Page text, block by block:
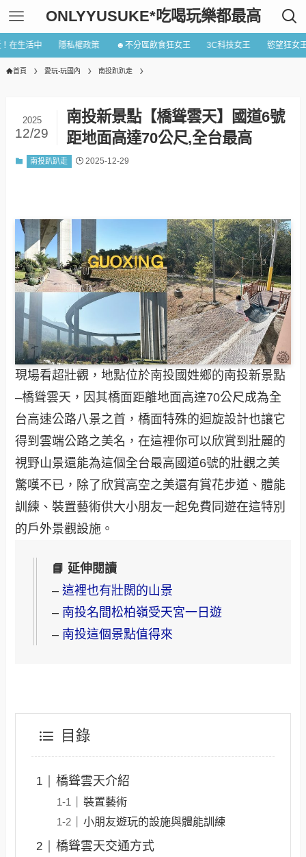
ONLYYUSUKE*吃喝玩樂都最高
在生活中 隱私權政策 ☻不分區飲食狂女王 3C科技女王 慾望狂女
首頁 愛玩-玩國內 南投趴趴走
南投新景點【橋聳雲天】國道6號
距地面高達70公尺,全台最高
2025
12/29
南投趴趴走 2025-12-29
現場看超壯觀，地點位於南投國姓鄉的南投新景點
–橋聳雲天，因其橋面距離地面高達70公尺成為全
台高速公路八景之首，橋面特殊的迴旋設計也讓它
得到雲端公路之美名，在這裡你可以欣賞到壯麗的
視野山景還能為這個全台最高國道6號的壯觀之美
驚嘆不已，除了欣賞高空之美還有賞花步道、體能
訓練、裝置藝術供大小朋友一起免費同遊在這特別
的戶外景觀設施。
📘 延伸閱讀
–這裡也有壯闊的山景
– 南投名間松柏嶺受天宮一日遊
– 南投這個景點值得來
目錄
橋聳雲天介紹
裝置藝術
小朋友遊玩的設施與體能訓練
橋聳雲天交通方式